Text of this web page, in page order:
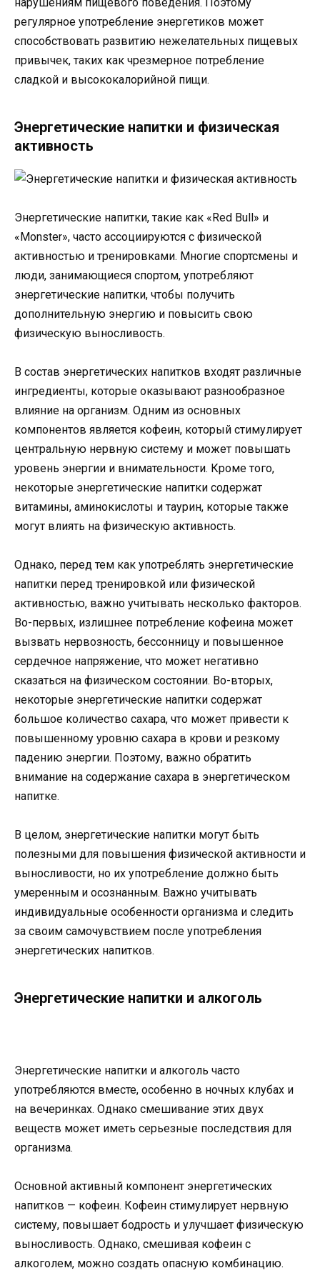
регулярное употребление энергетиков может
способствовать развитию нежелательных пищевых
привычек, таких как чрезмерное потребление
сладкой и высококалорийной пищи.
Энергетические напитки и физическая
активность
Энергетические напитки, такие как «Red Bull» и
«Monster», часто ассоциируются с физической
активностью и тренировками. Многие спортсмены и
люди, занимающиеся спортом, употребляют
энергетические напитки, чтобы получить
дополнительную энергию и повысить свою
физическую выносливость.
В состав энергетических напитков входят различные
ингредиенты, которые оказывают разнообразное
влияние на организм. Одним из основных
компонентов является кофеин, который стимулирует
центральную нервную систему и может повышать
уровень энергии и внимательности. Кроме того,
некоторые энергетические напитки содержат
витамины, аминокислоты и таурин, которые также
могут влиять на физическую активность.
Однако, перед тем как употреблять энергетические
напитки перед тренировкой или физической
активностью, важно учитывать несколько факторов.
Во-первых, излишнее потребление кофеина может
вызвать нервозность, бессонницу и повышенное
сердечное напряжение, что может негативно
сказаться на физическом состоянии. Во-вторых,
некоторые энергетические напитки содержат
большое количество сахара, что может привести к
повышенному уровню сахара в крови и резкому
падению энергии. Поэтому, важно обратить
внимание на содержание сахара в энергетическом
напитке.
В целом, энергетические напитки могут быть
полезными для повышения физической активности и
выносливости, но их употребление должно быть
умеренным и осознанным. Важно учитывать
индивидуальные особенности организма и следить
за своим самочувствием после употребления
энергетических напитков.
Энергетические напитки и алкоголь
Энергетические напитки и алкоголь часто
употребляются вместе, особенно в ночных клубах и
на вечеринках. Однако смешивание этих двух
веществ может иметь серьезные последствия для
организма.
Основной активный компонент энергетических
напитков — кофеин. Кофеин стимулирует нервную
систему, повышает бодрость и улучшает физическую
выносливость. Однако, смешивая кофеин с
алкоголем, можно создать опасную комбинацию.